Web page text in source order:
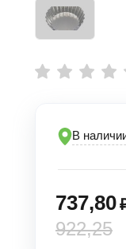
В
737,80
922,25